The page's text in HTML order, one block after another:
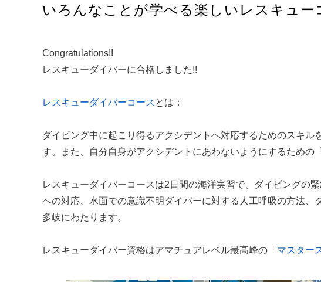
いろんなことが学べる楽しいレスキュー
Congratulations!!
レスキューダイバーに合格しました!!
レスキューダイバーコース とは：
ダイビング中に起こり得るアクシデントへ対応するためのスキ
す。また、自分自身がアクシデントにあわないようにするための
レスキューダイバーコースは2日間の海洋実習で、ダイビングの
への対応、水面での意識不明ダイバーに対する人工呼吸の方法
多岐にわたります。
レスキューダイバー資格はアマチュアレベル最高峰の「 マスター